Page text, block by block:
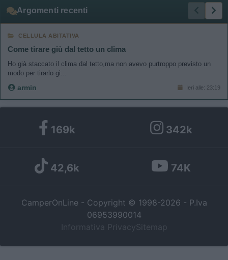
Argomenti recenti
CELLULA ABITATIVA
Come tirare giù dal tetto un clima
Ho già staccato il clima dal tetto,ma non avevo purtroppo previsto un
modo per tirarlo gi...
armin Ieri alle: 23:19
169k 342k
42,6k 74K
CamperOnLine - Copyright © 1998-2026 - P.Iva
06953990014
Informativa Privacy Sitemap